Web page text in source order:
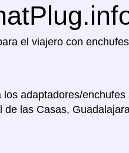
el viajero con enchufes
los adaptadores/
las Casas,